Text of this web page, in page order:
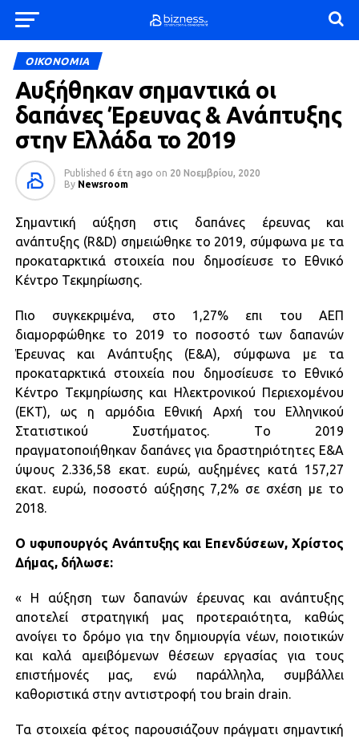
ΟΙΚΟΝΟΜΙΑ
Αυξήθηκαν σημαντικά οι
δαπάνες Έρευνας & Ανάπτυξης
στην Ελλάδα το 2019
Published 6 έτη ago on 20 Νοεμβρίου, 2020
By Newsroom
Σημαντική αύξηση στις δαπάνες έρευνας και
ανάπτυξης (R&D) σημειώθηκε το 2019, σύμφωνα με τα
προκαταρκτικά στοιχεία που δημοσίευσε το Εθνικό
Κέντρο Τεκμηρίωσης.
Πιο συγκεκριμένα, στο 1,27% επι του ΑΕΠ
διαμορφώθηκε το 2019 το ποσοστό των δαπανών
Έρευνας και Ανάπτυξης (Ε&Α), σύμφωνα με τα
προκαταρκτικά στοιχεία που δημοσίευσε το Εθνικό
Κέντρο Τεκμηρίωσης και Ηλεκτρονικού Περιεχομένου
(ΕΚΤ), ως η αρμόδια Εθνική Αρχή του Ελληνικού
Στατιστικού Συστήματος. Τo 2019
πραγματοποιήθηκαν δαπάνες για δραστηριότητες Ε&Α
ύψους 2.336,58 εκατ. ευρώ, αυξημένες κατά 157,27
εκατ. ευρώ, ποσοστό αύξησης 7,2% σε σχέση με το
2018.
Ο υφυπουργός Ανάπτυξης και Επενδύσεων, Χρίστος
Δήμας, δήλωσε:
« Η αύξηση των δαπανών έρευνας και ανάπτυξης
αποτελεί στρατηγική μας προτεραιότητα, καθώς
ανοίγει το δρόμο για την δημιουργία νέων, ποιοτικών
και καλά αμειβόμενων θέσεων εργασίας για τους
επιστήμονές μας, ενώ παράλληλα, συμβάλλει
καθοριστικά στην αντιστροφή του brain drain.
Τα στοιχεία φέτος παρουσιάζουν πράγματι σημαντική